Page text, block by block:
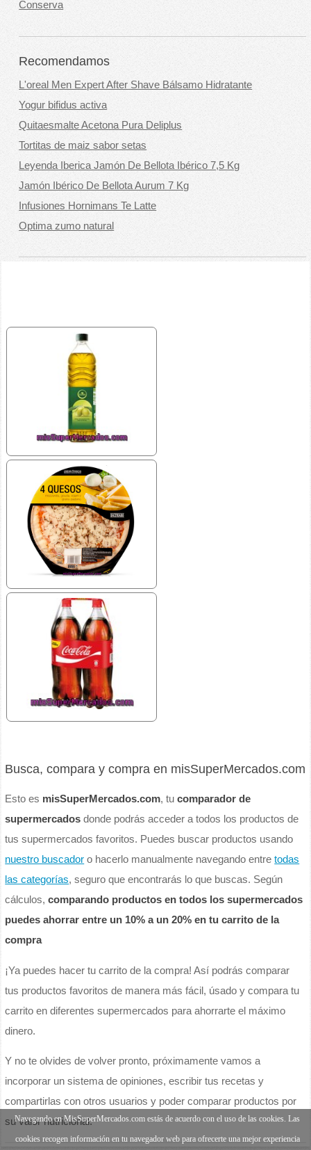
Conserva
Recomendamos
L'oreal Men Expert After Shave Bálsamo Hidratante
Yogur bifidus activa
Quitaesmalte Acetona Pura Deliplus
Tortitas de maiz sabor setas
Leyenda Iberica Jamón De Bellota Ibérico 7,5 Kg
Jamón Ibérico De Bellota Aurum 7 Kg
Infusiones Hornimans Te Latte
Optima zumo natural
Busca, compara y compra en misSuperMercados.com
Esto es misSuperMercados.com, tucomparador de
supermercados donde podrás acceder a todos los productos de
tus supermercados favoritos. Puedes buscar productos usando
nuestro buscador o hacerlo manualmente navegando entretodas
las categorías, seguro que encontrarás lo que buscas. Según
cálculos,comparando productos en todos los supermercados
puedes ahorrar entre un 10% a un 20% en tu carrito de la
compra
¡Ya puedes hacer tu carrito de la compra! Así podrás comparar
tus productos favoritos de manera más fácil, úsado y compara tu
carrito en diferentes supermercados para ahorrarte el máximo
dinero.
Y no te olvides de volver pronto, próximamente vamos a
incorporar un sistema de opiniones, escribir tus recetas y
compartirlas con otros usuarios y poder comparar productos por
su valor nutricional.
Navegando en MisSuperMercados.com estás de acuerdo con el uso de las cookies. Las
cookies recogen información en tu navegador web para ofrecerte una mejor experiencia